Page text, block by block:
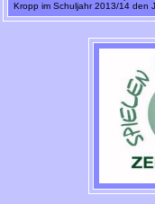
Kropp im Schuljahr 2013/14 den